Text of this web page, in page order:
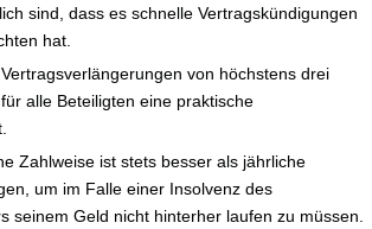
sind, dass es schnelle Vertragskündigungen
hat.
von höchstens drei
alle Beteiligten eine praktische
Zahlweise ist stets besser als jährliche
um im Falle einer Insolvenz des
seinem Geld nicht hinterher laufen zu müssen.